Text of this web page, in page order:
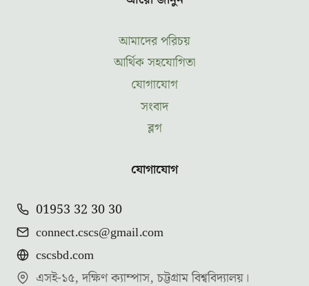
আমাদের পরিচয়
আর্থিক সহযোগিতা
যোগাযোগ
সংবাদ
ব্লগ
যোগাযোগ
01953 32 30 30
connect.cscs@gmail.com
cscsbd.com
এসই-১৫, দক্ষিণ ক্যাম্পাস, চট্টগ্রাম বিশ্ববিদ্যালয়।